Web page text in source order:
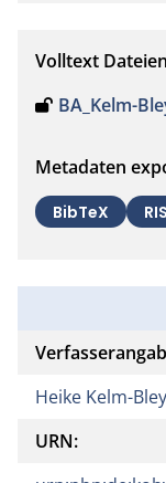
Volltext
BA_Kelm-
Metadaten
BibTeX RIS
Heike Kelm-
URN: